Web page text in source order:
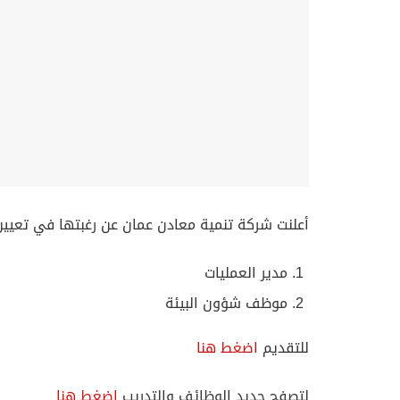
أعلنت شركة تنمية معادن عمان عن رغبتها في
مدير العمليات
⁠موظف شؤون البيئة
للتقديم اضغط هنا